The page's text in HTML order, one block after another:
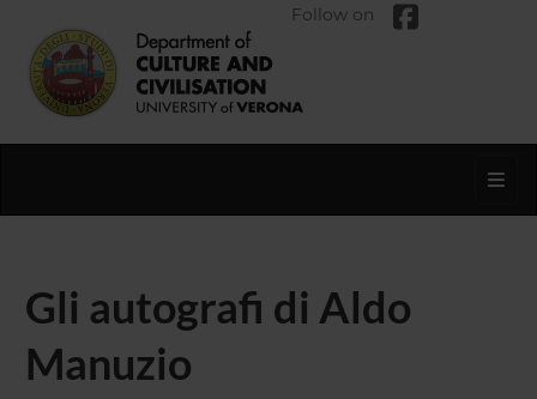
Follow on
Gli autografi di Aldo
Manuzio